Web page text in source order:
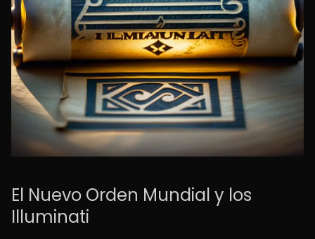
El Nuevo Orden Mundial y los
Illuminati